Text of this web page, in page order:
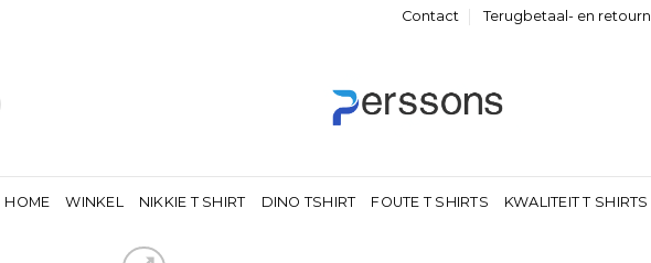
Contact Terugbetaal- en
HOME WINKEL NIKKIE T SHIRT DINO TSHIRT FOUTE T SHIRTS KWALITEIT T SHIRTS